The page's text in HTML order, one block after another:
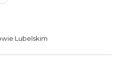
Lubelskim